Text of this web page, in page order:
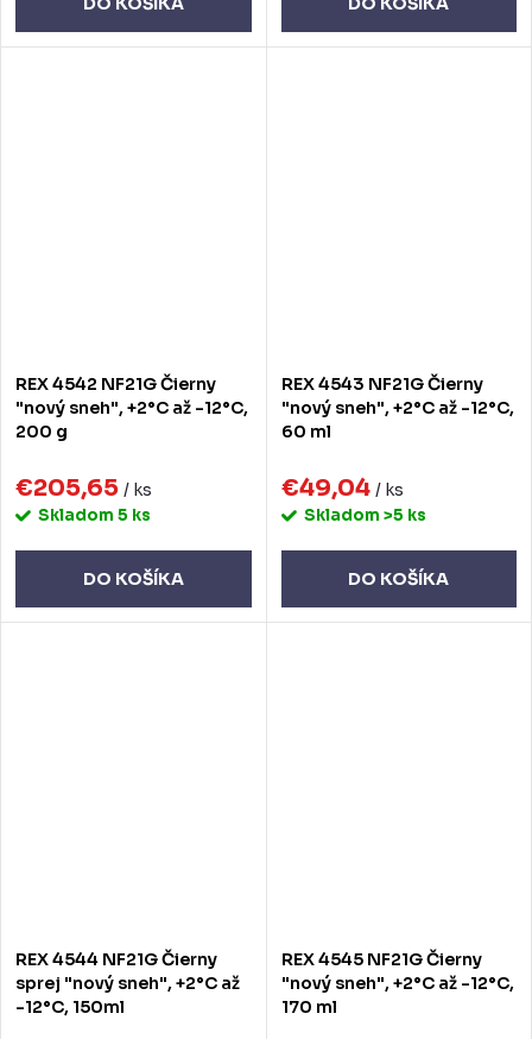
REX 4542 NF21G Čierny
"nový sneh", +2°C až -12°C,
200 g
€205,65 / ks
Skladom 5 ks
DO KOŠÍKA
REX 4543 NF21G Čierny
"nový sneh", +2°C až -12°C,
60 ml
€49,04 / ks
Skladom >5 ks
DO KOŠÍKA
REX 4544 NF21G Čierny
sprej "nový sneh", +2°C až
-12°C, 150ml
REX 4545 NF21G Čierny
"nový sneh", +2°C až -12°C,
170 ml